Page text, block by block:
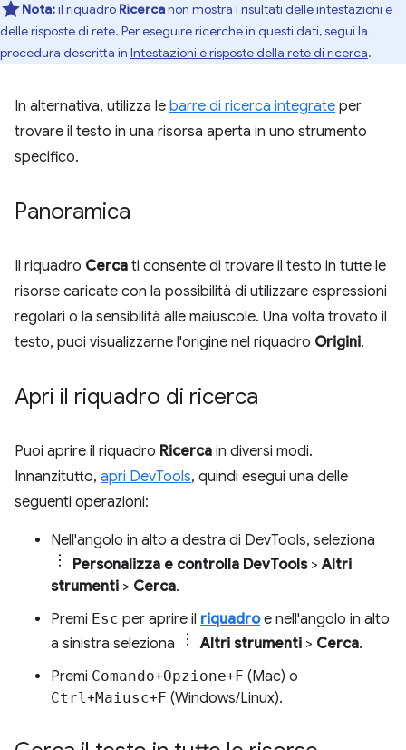
Nota:il riquadro Ricercanon mostra i risultati delle intestazioni e
delle risposte di rete. Per eseguire ricerche in questi dati, segui la
procedura descritta in Intestazioni e risposte della rete di ricerca.
In alternativa, utilizza le barre di ricerca integrate per
trovare il testo in una risorsa aperta in uno strumento
specifico.
Panoramica
Il riquadro Cerca ti consente di trovare il testo in tutte le
risorse caricate con la possibilità di utilizzare espressioni
regolari o la sensibilità alle maiuscole. Una volta trovato il
testo, puoi visualizzarne l'origine nel riquadro Origini.
Apri il riquadro di ricerca
Puoi aprire il riquadro Ricerca in diversi modi.
Innanzitutto, apri DevTools, quindi esegui una delle
seguenti operazioni:
Nell'angolo in alto a destra di DevTools, seleziona
Personalizza e controlla DevTools>Altri
strumenti > Cerca.
Premi Esc per aprire il riquadroe nell'angolo in alto
a sinistra seleziona
Altri strumenti > Cerca.
Premi Comando+Opzione+F (Mac) o
Ctrl+Maiusc+F (Windows/Linux).